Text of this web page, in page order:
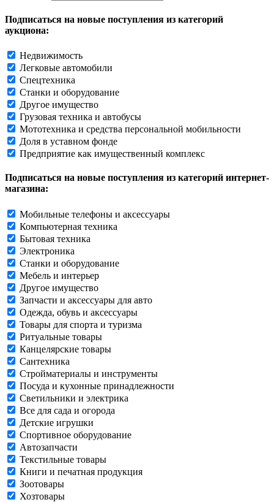
Подписаться на новые поступления из категорий
аукциона:
Недвижимость
Легковые автомобили
Спецтехника
Станки и оборудование
Другое имущество
Грузовая техника и автобусы
Мототехника и средства персональной мобильности
Доля в уставном фонде
Предприятие как имущественный комплекс
Подписаться на новые поступления из категорий интернет-
магазина:
Мобильные телефоны и аксессуары
Компьютерная техника
Бытовая техника
Электроника
Станки и оборудование
Мебель и интерьер
Другое имущество
Запчасти и аксессуары для авто
Одежда, обувь и аксессуары
Товары для спорта и туризма
Ритуальные товары
Канцелярские товары
Сантехника
Стройматериалы и инструменты
Посуда и кухонные принадлежности
Светильники и электрика
Все для сада и огорода
Детские игрушки
Спортивное оборудование
Автозапчасти
Текстильные товары
Книги и печатная продукция
Зоотовары
Хозтовары